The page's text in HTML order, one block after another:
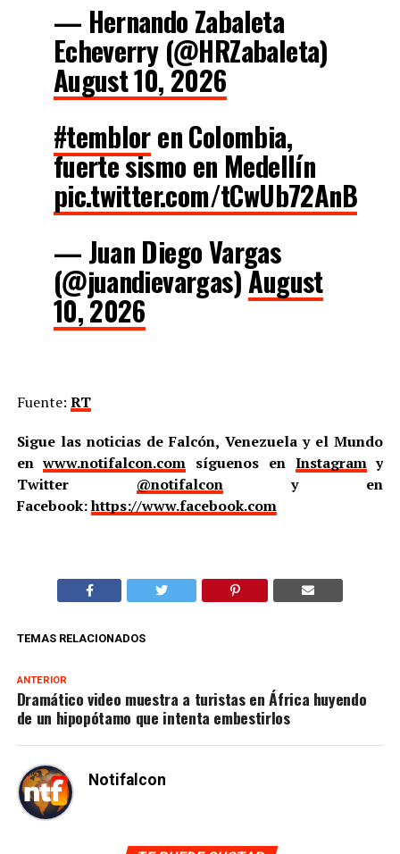
— Hernando Zabaleta
Echeverry (@HRZabaleta)
August 10, 2026
#tembloren Colombia,
fuerte sismo en Medellín
pic.twitter.com/tCwUb72AnB
— Juan Diego Vargas
(@juandievargas)August
10, 2026
Fuente: RT
Sigue las noticias de Falcón, Venezuela y el Mundo
enwww.notifalcon.com síguenos en Instagramy
Twitter @notifalcony en
Facebook:https://www.facebook.com
TEMAS RELACIONADOS
ANTERIOR
Dramático video muestra a turistas en África huyendo
de un hipopótamo que intenta embestirlos
Notifalcon